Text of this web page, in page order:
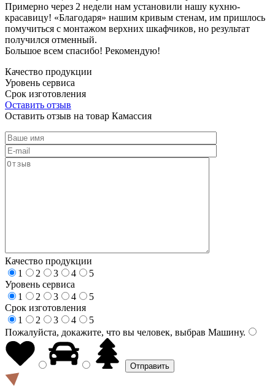
Примерно через 2 недели нам установили нашу кухню-
красавицу! «Благодаря» нашим кривым стенам, им пришлось
помучиться с монтажом верхних шкафчиков, но результат
получился отменный.
Большое всем спасибо! Рекомендую!
Качество продукции
Уровень сервиса
Срок изготовления
Оставить отзыв
Оставить отзыв на товар Камассия
Качество продукции
1
2 3 4
5
Уровень сервиса
1
2 3 4
5
Срок изготовления
1
2 3 4
5
Пожалуйста, докажите, что вы человек, выбрав Машину.